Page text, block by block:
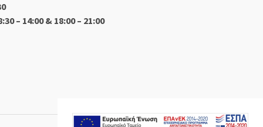
– 14:00 & 18:00 – 21:00